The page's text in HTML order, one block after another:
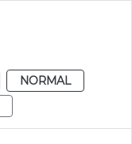
NORMAL